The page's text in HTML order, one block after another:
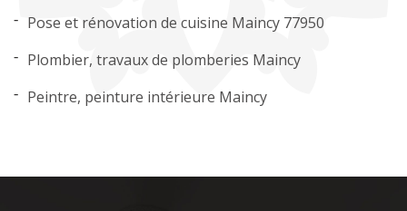
Pose et rénovation de cuisine Maincy 77950
Plombier, travaux de plomberies Maincy
Peintre, peinture intérieure Maincy